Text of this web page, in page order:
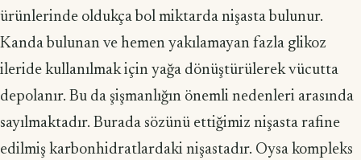
ürünlerinde oldukça bol miktarda nişasta bulunur.
Kanda bulunan ve hemen yakılamayan fazla glikoz
ileride kullanılmak için yağa dönüştürülerek vücutta
depolanır. Bu da şişmanlığın önemli nedenleri arasında
sayılmaktadır. Burada sözünü ettiğimiz nişasta rafine
edilmiş karbonhidratlardaki nişastadır. Oysa kompleks